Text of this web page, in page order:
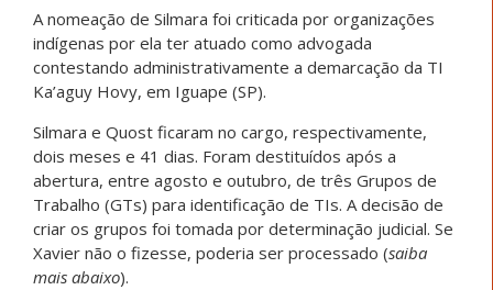
A nomeação de Silmara foi criticada por organizações
indígenas por ela ter atuado como advogada
contestando administrativamente a demarcação da TI
Ka’aguy Hovy, em Iguape (SP).
Silmara e Quost ficaram no cargo, respectivamente,
dois meses e 41 dias. Foram destituídos após a
abertura, entre agosto e outubro, de três Grupos de
Trabalho (GTs) para identificação de TIs. A decisão de
criar os grupos foi tomada por determinação judicial. Se
Xavier não o fizesse, poderia ser processado (saiba
mais abaixo).